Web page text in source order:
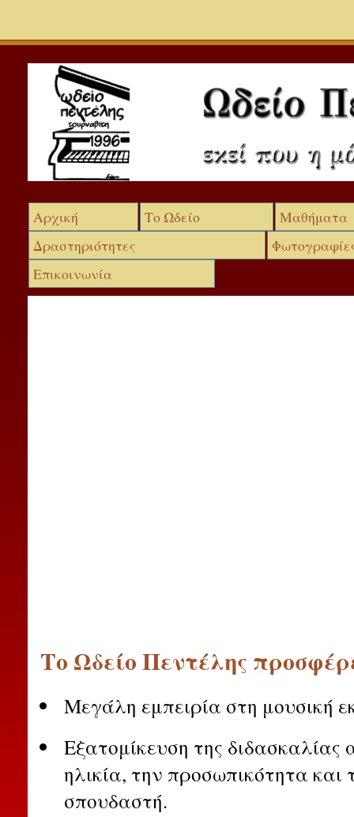
Αρχική Το Ωδείο
Μαθήματα
Δραστηριότητες
Επικοινωνία
Το Ωδείο Πεντέλης
Μεγάλη εμπειρία στη μουσική
Εξατομίκευση της
ηλικία, την προσωπικότητα και
σπουδαστή.